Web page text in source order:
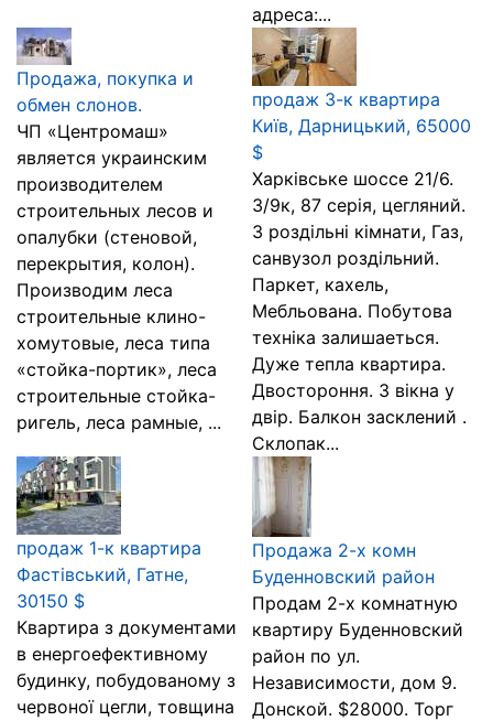
адреса:...
Продажа, покупка и
обмен слонов.
ЧП «Центромаш»
является украинским
производителем
строительных лесов и
опалубки (стеновой,
перекрытия, колон).
Производим леса
строительные клино-
хомутовые, леса типа
«стойка-портик», леса
строительные стойка-
ригель, леса рамные, ...
продаж 3-к квартира
Київ, Дарницький, 65000
$
Харківське шоссе 21/6.
3/9к, 87 серія, цегляний.
3 роздільні кімнати, Газ,
санвузол роздільний.
Паркет, кахель,
Мебльована. Побутова
техніка залишаеться.
Дуже тепла квартира.
Двостороння. 3 вікна у
двір. Балкон засклений .
Склопак...
продаж 1-к квартира
Фастівський, Гатне,
30150 $
Квартира з документами
в енергоефективному
будинку, побудованому з
червоної цегли, товщина
Продажа 2-х комн
Буденновский район
Продам 2-х комнатную
квартиру Буденновский
район по ул.
Независимости, дом 9.
Донской. $28000. Торг